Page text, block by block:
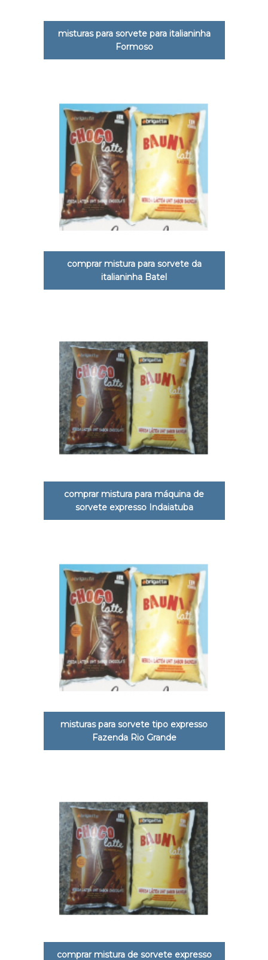
misturas para sorvete para italianinha
Formoso
comprar mistura para sorvete da
italianinha Batel
comprar mistura para máquina de
sorvete expresso Indaiatuba
misturas para sorvete tipo expresso
Fazenda Rio Grande
comprar mistura de sorvete expresso